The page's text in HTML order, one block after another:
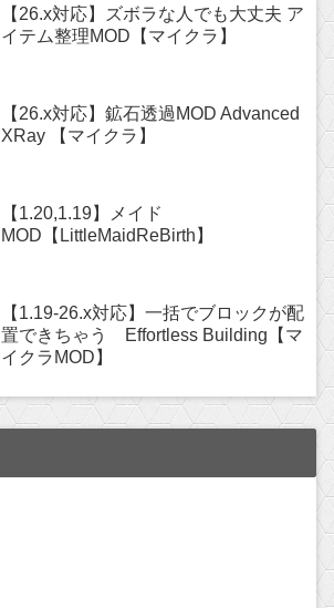
【26.x対応】ズボラな人でも大丈夫 ア
イテム整理MOD【マイクラ】
【26.x対応】鉱石透過MOD Advanced
XRay 【マイクラ】
【1.20,1.19】メイド
MOD【LittleMaidReBirth】
【1.19-26.x対応】一括でブロックが配
置できちゃう Effortless Building【マ
イクラMOD】